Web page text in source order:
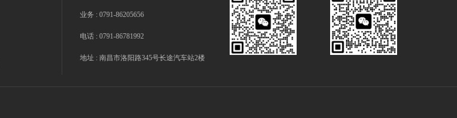
业务 : 0791-86205656
电话 : 0791-86781992
地址 : 南昌市洛阳路345号长途汽车站2楼